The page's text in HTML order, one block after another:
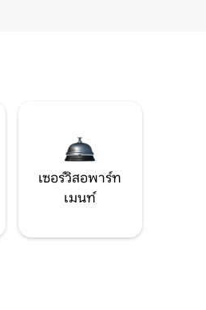
เซอร์วิสอพาร์ท
เมนท์